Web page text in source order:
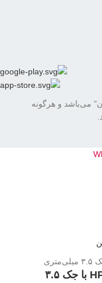
می‌باشد و هرگونه
هندزفری سیمی مک‌دودو مدل HP-3500 با جک ۳.۵